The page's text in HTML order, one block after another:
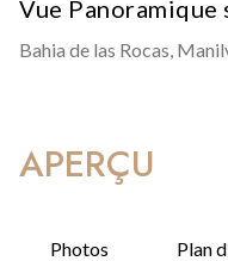
Vue Panoramique
Bahia de las Rocas,
APERÇU
Photos Plan